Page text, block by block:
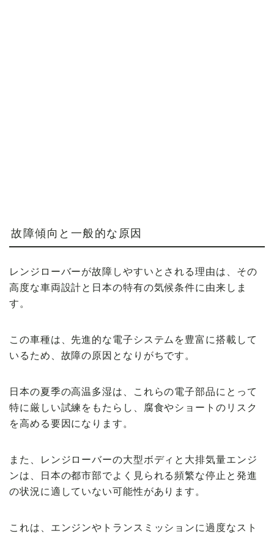
故障傾向と一般的な原因
レンジローバーが故障しやすいとされる理由は、その
高度な車両設計と日本の特有の気候条件に由来しま
す。
この車種は、先進的な電子システムを豊富に搭載して
いるため、故障の原因となりがちです。
日本の夏季の高温多湿は、これらの電子部品にとって
特に厳しい試練をもたらし、腐食やショートのリスク
を高める要因になります。
また、レンジローバーの大型ボディと大排気量エンジ
ンは、日本の都市部でよく見られる頻繁な停止と発進
の状況に適していない可能性があります。
これは、エンジンやトランスミッションに過度なスト